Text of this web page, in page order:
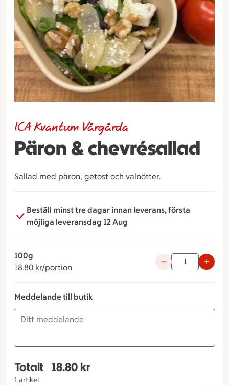
Päron & chevrésallad
ICA Kvantum Vårgårda
Sallad med päron, getost och valnötter.
Beställ minst tre dagar innan leverans, första
möjliga leveransdag 12 Aug
100g
18.80 kr/portion
18.80 kronor per portion
Använd
Meddelande till butik
Totalt
1 artikel
Totalt 1 stycken Päron & chevrésallad 100g,
18.80 kr